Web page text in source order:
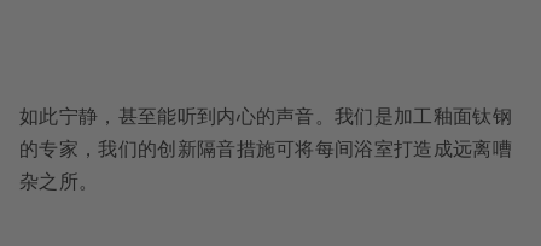
如此宁静，甚至能听到内心的声音。我们是加工釉面钛钢
的专家，我们的创新隔音措施可将每间浴室打造成远离嘈
杂之所。